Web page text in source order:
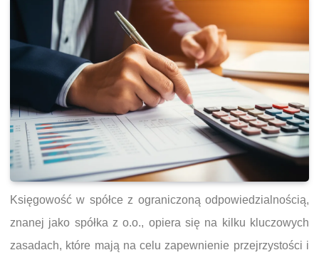
Księgowość w spółce z ograniczoną odpowiedzialnością,
znanej jako spółka z o.o., opiera się na kilku kluczowych
zasadach, które mają na celu zapewnienie przejrzystości i